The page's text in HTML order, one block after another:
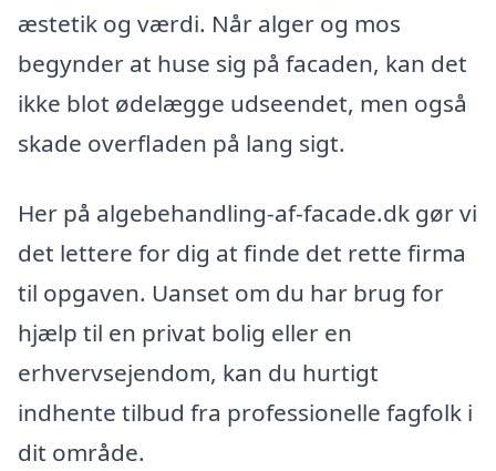
æstetik og værdi. Når alger og mos
begynder at huse sig på facaden, kan det
ikke blot ødelægge udseendet, men også
skade overfladen på lang sigt.
Her på algebehandling-af-facade.dk gør vi
det lettere for dig at finde det rette firma
til opgaven. Uanset om du har brug for
hjælp til en privat bolig eller en
erhvervsejendom, kan du hurtigt
indhente tilbud fra professionelle fagfolk i
dit område.